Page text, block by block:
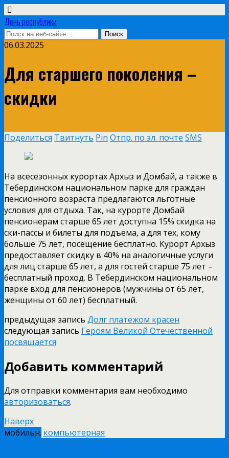
День республики
06.03.2025
Для старшего поколения –
скидки
Поделиться Твитнуть Pin Отпр. по эл. почте SMS
На всесезонных курортах Архыз и Домбай, а также в
Тебердинском национальном парке для граждан
пенсионного возраста предлагаются льготные
условия для отдыха. Так, на курорте Домбай
пенсионерам старше 65 лет доступна 15% скидка на
ски-пассы и билеты для подъема, а для тех, кому
больше 75 лет, посещение бесплатно. Курорт Архыз
предоставляет скидку в 40% на аналогичные услуги
для лиц старше 65 лет, а для гостей старше 75 лет –
бесплатный проход. В Тебердинском национальном
парке вход для пенсионеров (мужчины от 65 лет,
женщины от 60 лет) бесплатный.
предыдущая запись Долг платежом красен
следующая запись Героям Великой Отечественной
посвящается
Добавить комментарий
Для отправки комментария вам необходимо
авторизоваться.
Наверх
мобильн. компьютерная